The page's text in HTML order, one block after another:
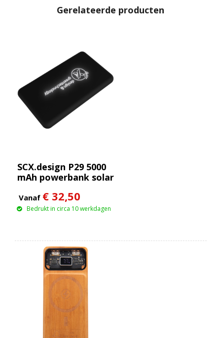
Gerelateerde producten
SCX.design P29 5000
mAh powerbank solar
Vanaf € 32,50
Bedrukt in circa 10 werkdagen